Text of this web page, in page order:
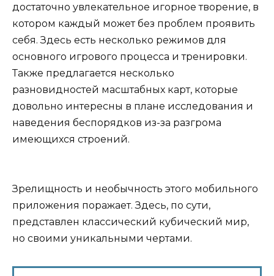
достаточно увлекательное игорное творение, в
котором каждый может без проблем проявить
себя. Здесь есть несколько режимов для
основного игрового процесса и тренировки.
Также предлагается несколько
разновидностей масштабных карт, которые
довольно интересны в плане исследования и
наведения беспорядков из-за разгрома
имеющихся строений.
Зрелищность и необычность этого мобильного
приложения поражает. Здесь, по сути,
представлен классический кубический мир,
но своими уникальными чертами.